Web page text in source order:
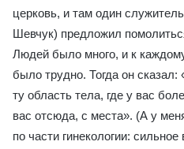
церковь, и там один
Шевчук) предложил
Людей было много, и к
было трудно. Тогда он
ту область тела, где у вас
вас отсюда, с места». (А у
по части гинекологии: